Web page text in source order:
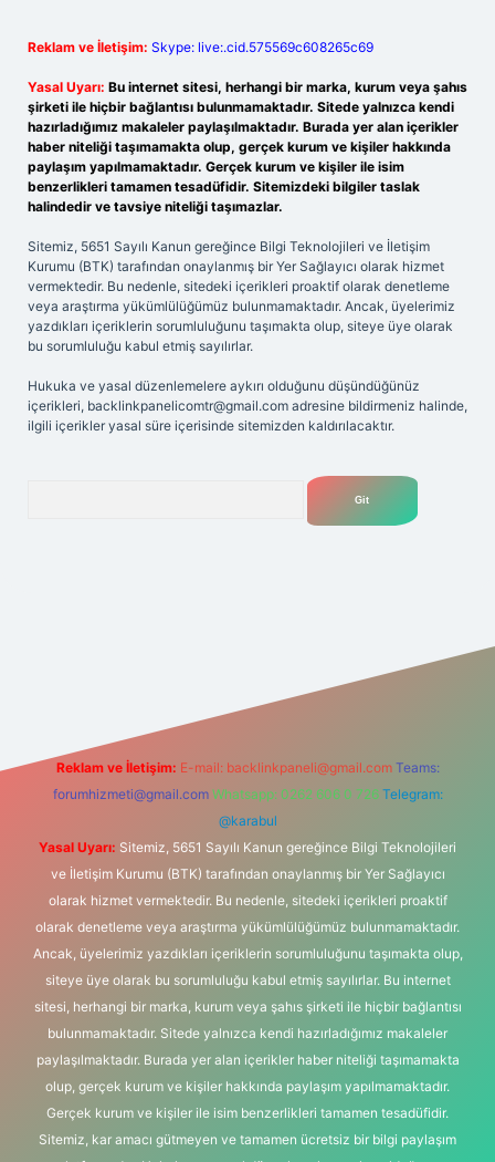
Reklam ve İletişim: Skype: live:.cid.575569c608265c69
Yasal Uyarı: Bu internet sitesi, herhangi bir marka, kurum veya şahıs
şirketi ile hiçbir bağlantısı bulunmamaktadır. Sitede yalnızca kendi
hazırladığımız makaleler paylaşılmaktadır. Burada yer alan içerikler
haber niteliği taşımamakta olup, gerçek kurum ve kişiler hakkında
paylaşım yapılmamaktadır. Gerçek kurum ve kişiler ile isim
benzerlikleri tamamen tesadüfidir. Sitemizdeki bilgiler taslak
halindedir ve tavsiye niteliği taşımazlar.
Sitemiz, 5651 Sayılı Kanun gereğince Bilgi Teknolojileri ve İletişim
Kurumu (BTK) tarafından onaylanmış bir Yer Sağlayıcı olarak hizmet
vermektedir. Bu nedenle, sitedeki içerikleri proaktif olarak denetleme
veya araştırma yükümlülüğümüz bulunmamaktadır. Ancak, üyelerimiz
yazdıkları içeriklerin sorumluluğunu taşımakta olup, siteye üye olarak
bu sorumluluğu kabul etmiş sayılırlar.
Hukuka ve yasal düzenlemelere aykırı olduğunu düşündüğünüz
içerikleri, backlinkpanelicomtr@gmail.com adresine bildirmeniz halinde,
ilgili içerikler yasal süre içerisinde sitemizden kaldırılacaktır.
Reklam ve İletişim: E-mail: backlinkpaneli@gmail.com Teams:
forumhizmeti@gmail.com Whatsapp: 0262 606 0 726 Telegram:
@karabul
Yasal Uyarı: Sitemiz, 5651 Sayılı Kanun gereğince Bilgi Teknolojileri
ve İletişim Kurumu (BTK) tarafından onaylanmış bir Yer Sağlayıcı
olarak hizmet vermektedir. Bu nedenle, sitedeki içerikleri proaktif
olarak denetleme veya araştırma yükümlülüğümüz bulunmamaktadır.
Ancak, üyelerimiz yazdıkları içeriklerin sorumluluğunu taşımakta olup,
siteye üye olarak bu sorumluluğu kabul etmiş sayılırlar. Bu internet
sitesi, herhangi bir marka, kurum veya şahıs şirketi ile hiçbir bağlantısı
bulunmamaktadır. Sitede yalnızca kendi hazırladığımız makaleler
paylaşılmaktadır. Burada yer alan içerikler haber niteliği taşımamakta
olup, gerçek kurum ve kişiler hakkında paylaşım yapılmamaktadır.
Gerçek kurum ve kişiler ile isim benzerlikleri tamamen tesadüfidir.
Sitemiz, kar amacı gütmeyen ve tamamen ücretsiz bir bilgi paylaşım